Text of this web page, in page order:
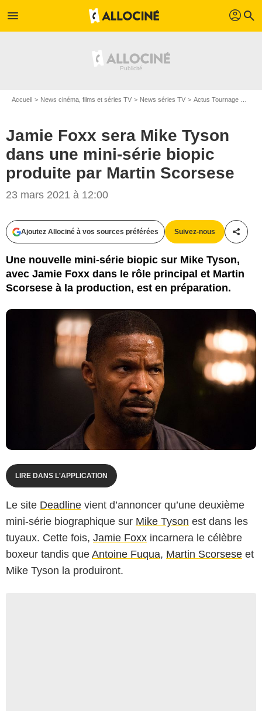
menu profil search
Accueil News cinéma, films et séries TV News séries TV Actus Tournage Séries TV
Jamie Foxx sera Mike Tyson
dans une mini-série biopic
produite par Martin Scorsese
23 mars 2021 à 12:00
Ajoutez Allociné à vos sources préférées Suivez-nous
Une nouvelle mini-série biopic sur Mike Tyson,
avec Jamie Foxx dans le rôle principal et Martin
Scorsese à la production, est en préparation.
TELEPOOL GmbH
LIRE DANS L'APPLICATION
Le site Deadline vient d’annoncer qu’une deuxième
mini-série biographique sur Mike Tyson est dans les
tuyaux. Cette fois, Jamie Foxx incarnera le célèbre
boxeur tandis que Antoine Fuqua, Martin Scorsese et
Mike Tyson la produiront.